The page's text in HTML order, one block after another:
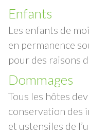
Enfants
Les enfants de
en permanence
pour des raisons
Dommages
Tous les hôtes
conservation des
et ustensiles de